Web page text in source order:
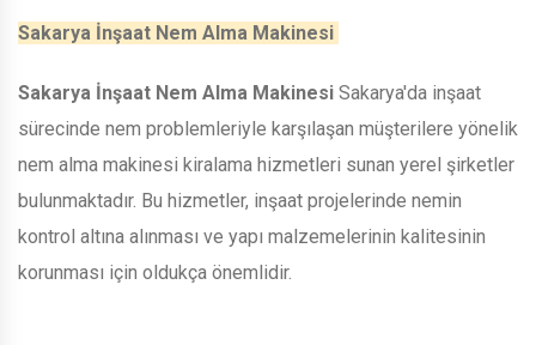
Sakarya İnşaat Nem Alma Makinesi
Sakarya İnşaat Nem Alma Makinesi Sakarya'da inşaat
sürecinde nem problemleriyle karşılaşan müşterilere yönelik
nem alma makinesi kiralama hizmetleri sunan yerel şirketler
bulunmaktadır. Bu hizmetler, inşaat projelerinde nemin
kontrol altına alınması ve yapı malzemelerinin kalitesinin
korunması için oldukça önemlidir.